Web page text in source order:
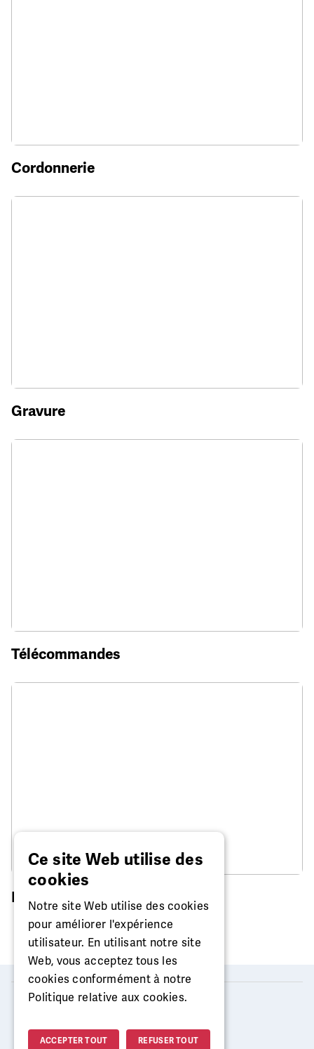
Cordonnerie
Gravure
Télécommandes
Réparation de montre
Ce site Web utilise des
cookies
Notre site Web utilise des cookies
pour améliorer l'expérience
utilisateur. En utilisant notre site
Web, vous acceptez tous les
cookies conformément à notre
Politique relative aux cookies.
ACCEPTER TOUT REFUSER TOUT